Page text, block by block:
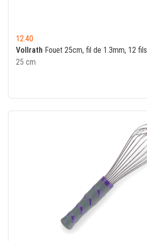
12.40
Vollrath Fouet 25cm, fil de 1.3mm, 12 fils
25 cm